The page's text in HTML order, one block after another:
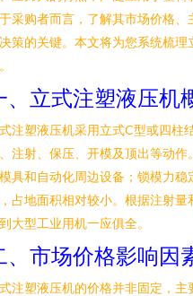
采购者而言，了解其市场价格
策的关键。本文将为您系统梳
、立式注塑液压机
注塑液压机采用立式C型或四柱
注射、保压、开模及顶出等动
具和自动化周边设备；锁模力
占地面积相对较小。根据注射
大型工业用机一应俱全。
、市场价格影响因
注塑液压机的价格并非固定，主